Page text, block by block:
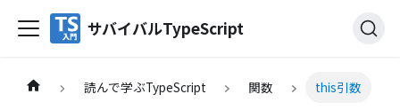
サバイバルTypeScript
読んで学ぶTypeScript 関数 this引数